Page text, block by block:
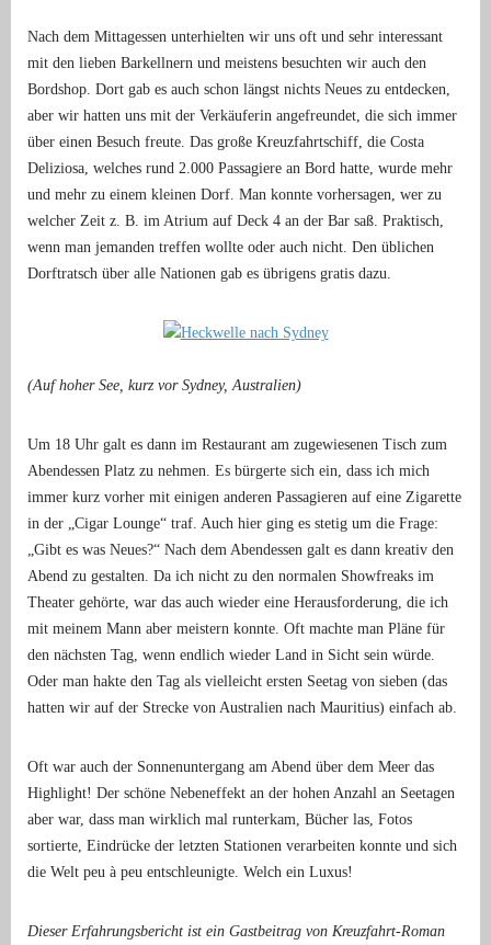
Nach dem Mittagessen unterhielten wir uns oft und sehr interessant
mit den lieben Barkellnern und meistens besuchten wir auch den
Bordshop. Dort gab es auch schon längst nichts Neues zu entdecken,
aber wir hatten uns mit der Verkäuferin angefreundet, die sich immer
über einen Besuch freute. Das große Kreuzfahrtschiff, die Costa
Deliziosa, welches rund 2.000 Passagiere an Bord hatte, wurde mehr
und mehr zu einem kleinen Dorf. Man konnte vorhersagen, wer zu
welcher Zeit z. B. im Atrium auf Deck 4 an der Bar saß. Praktisch,
wenn man jemanden treffen wollte oder auch nicht. Den üblichen
Dorftratsch über alle Nationen gab es übrigens gratis dazu.
(Auf hoher See, kurz vor Sydney, Australien)
Um 18 Uhr galt es dann im Restaurant am zugewiesenen Tisch zum
Abendessen Platz zu nehmen. Es bürgerte sich ein, dass ich mich
immer kurz vorher mit einigen anderen Passagieren auf eine Zigarette
in der „Cigar Lounge“ traf. Auch hier ging es stetig um die Frage:
„Gibt es was Neues?“ Nach dem Abendessen galt es dann kreativ den
Abend zu gestalten. Da ich nicht zu den normalen Showfreaks im
Theater gehörte, war das auch wieder eine Herausforderung, die ich
mit meinem Mann aber meistern konnte. Oft machte man Pläne für
den nächsten Tag, wenn endlich wieder Land in Sicht sein würde.
Oder man hakte den Tag als vielleicht ersten Seetag von sieben (das
hatten wir auf der Strecke von Australien nach Mauritius) einfach ab.
Oft war auch der Sonnenuntergang am Abend über dem Meer das
Highlight! Der schöne Nebeneffekt an der hohen Anzahl an Seetagen
aber war, dass man wirklich mal runterkam, Bücher las, Fotos
sortierte, Eindrücke der letzten Stationen verarbeiten konnte und sich
die Welt peu à peu entschleunigte. Welch ein Luxus!
Dieser Erfahrungsbericht ist ein Gastbeitrag von Kreuzfahrt-Roman